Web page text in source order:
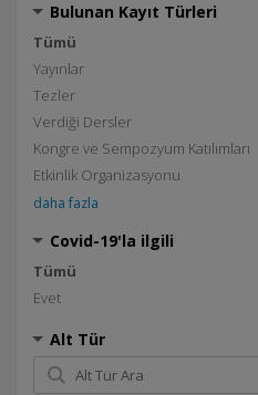
Bulunan Kayıt Türleri
Tümü
Yayınlar
Tezler
Verdiği Dersler
Kongre ve Sempozyum Katılımları
Etkinlik Organizasyonu
daha fazla
Covid-19'la ilgili
Tümü
Evet
Alt Tür